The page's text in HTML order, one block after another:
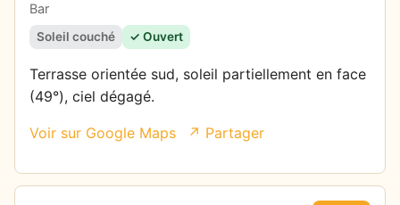
Bar
Soleil couché ✓ Ouvert
Terrasse orientée sud, soleil partiellement en face
(49°), ciel dégagé.
Voir sur Google Maps ↗ Partager